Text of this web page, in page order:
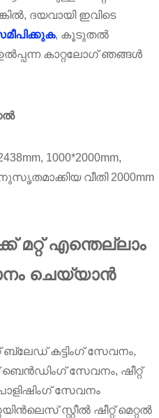
ദയവായി ഇവിടെ
, കൂടുതൽ
കാറ്റലോഗ് ഞങ്ങൾ
1000*2000mm,
വീതി 2000mm
മറ്റ് എന്തെല്ലാം
ചെയ്യാൻ
ബ്ലേഡ് കട്ടിംഗ് സേവനം,
ബെൻഡിംഗ് സേവനം, ഷീറ്റ്
സേവനം
സ്റ്റീൽ ഷീറ്റ് മെറ്റൽ